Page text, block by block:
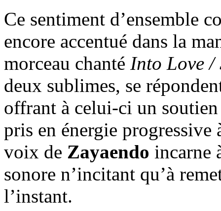
Ce sentiment d’ensemble
encore accentué dans la
morceau chanté Into Love /
deux sublimes, se
offrant à celui-ci un
pris en énergie progressive
voix de Zayaendo incarne
sonore n’incitant qu’à
l’instant.